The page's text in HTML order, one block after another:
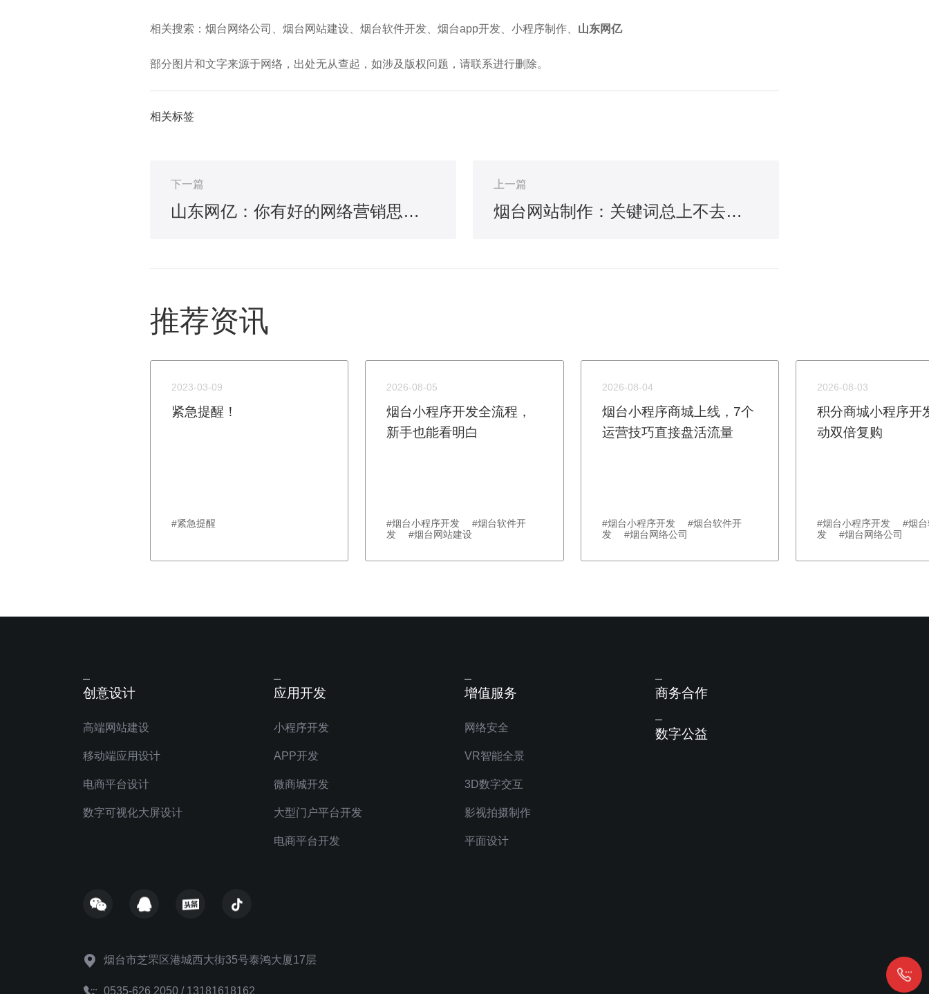
相关搜索：烟台网络公司、烟台网站建设、烟台软件开发、烟台app开发、小程序制作、 山东网亿
部分图片和文字来源于网络，出处无从查起，如涉及版权问题，请联系进行删除。
相关标签
下一篇
山东网亿：你有好的网络营销思路吗？
上一篇
烟台网站制作：关键词总上不去怎么办？
推荐资讯
2023-03-09
紧急提醒！
#紧急提醒
2026-08-05
烟台小程序开发全流程，
新手也能看明白
#烟台小程序开发 #烟台软件开
发 #烟台网站建设
2026-08-04
烟台小程序商城上线，7个
运营技巧直接盘活流量
#烟台小程序开发 #烟台软件开
发 #烟台网络公司
2026-08-03
积分商城小程序开
动双倍复购
#烟台小程序开发 #烟台
发 #烟台网络公司
创意设计
高端网站建设
移动端应用设计
电商平台设计
数字可视化大屏设计
应用开发
小程序开发
APP开发
微商城开发
大型门户平台开发
电商平台开发
增值服务
网络安全
VR智能全景
3D数字交互
影视拍摄制作
平面设计
商务合作
数字公益
烟台市芝罘区港城西大街35号泰鸿大厦17层
0535-626 2050 / 13181618162